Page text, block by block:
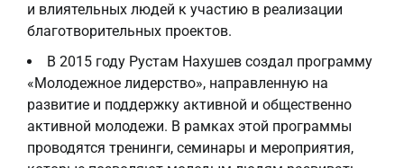
и влиятельных людей к участию в реализации
благотворительных проектов.
В 2015 году Рустам Нахушев создал программу
«Молодежное лидерство», направленную на
развитие и поддержку активной и общественно
активной молодежи. В рамках этой программы
проводятся тренинги, семинары и мероприятия,